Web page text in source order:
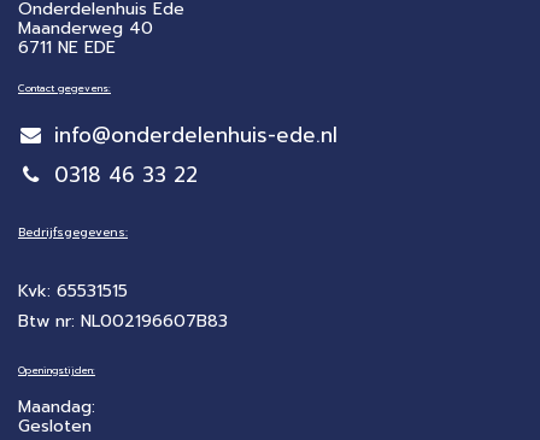
Onderdelenhuis Ede
Maanderweg 40
6711 NE EDE
Contact gegevens:
info@onderdelenhuis-ede.nl
0318 46 33 22
Bedrijfsgegevens:
Kvk: 65531515
Btw nr: NL002196607B83
Openingstijden:
Maandag:
Gesloten